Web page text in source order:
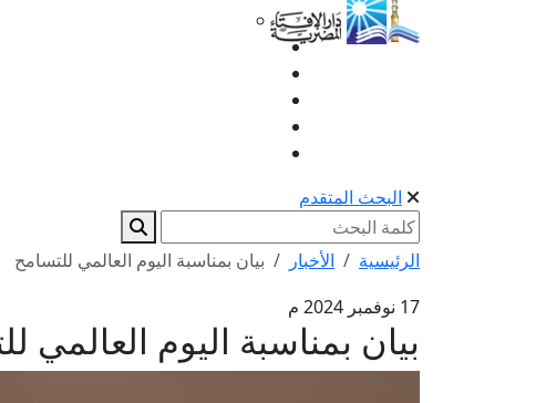
البحث المتقدم
الرئيسية الأخبار
بيان بمناسبة اليوم العالمي للتسامح
17 نوفمبر 2024 م
بيان بمناسبة اليوم العالمي